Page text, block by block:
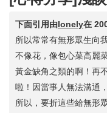
下面引用由lonely在
所以常常有無形眾生向
不像花，像包心菜高麗
黃金缺角之類的啊！再
啦！因當事人無法溝通
所以，要折這些給無形